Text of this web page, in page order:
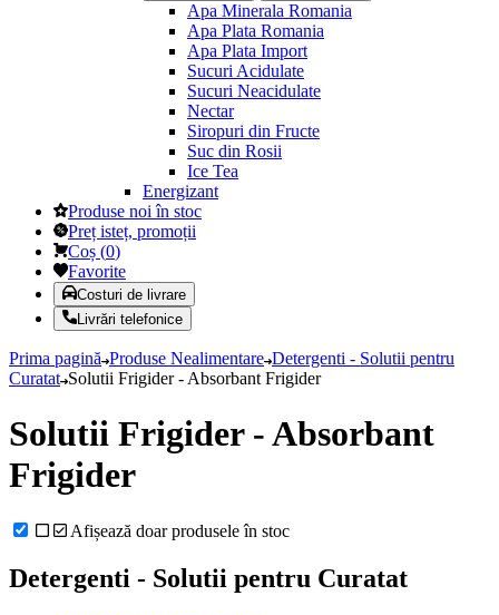
Apa Minerala Romania
Apa Plata Romania
Apa Plata Import
Sucuri Acidulate
Sucuri Neacidulate
Nectar
Siropuri din Fructe
Suc din Rosii
Ice Tea
Energizant
Produse noi în stoc
Preț isteț, promoții
Coș (0)
Favorite
Costuri de livrare
Livrări telefonice
Prima pagină Produse Nealimentare Detergenti - Solutii pentru
Curatat Solutii Frigider - Absorbant Frigider
Solutii Frigider - Absorbant
Frigider
Afișează doar produsele în stoc
Detergenti - Solutii pentru Curatat